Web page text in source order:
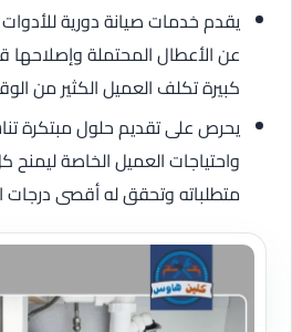
يقدم خدمات صيانة دورية
عن الأعطال المحتملة
كبيرة تكلف العميل الكثير من
يحرص على تقديم حلول مبتكرة
واحتياجات العميل الخاصة ليمنح
متطلباته وتحقق له أقصى درجات